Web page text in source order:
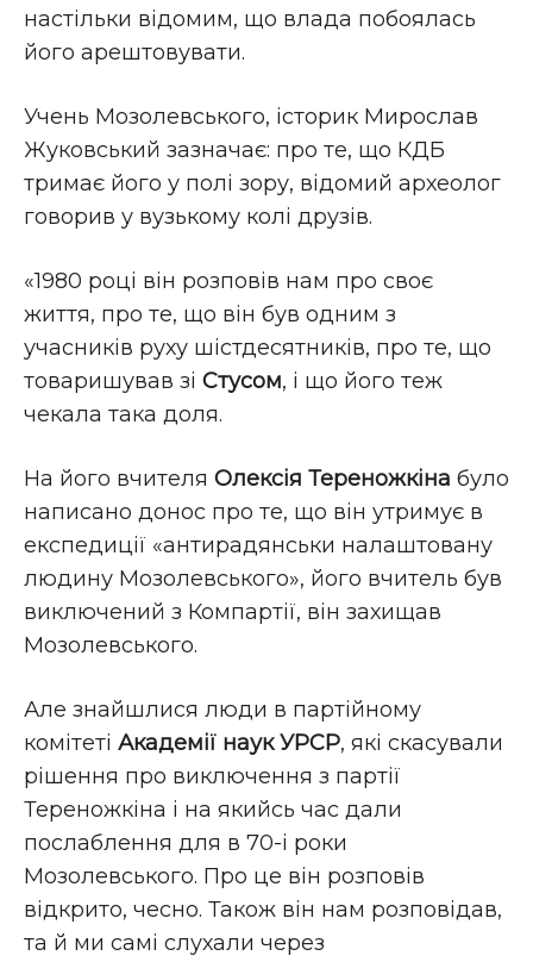
настільки відомим, що влада побоялась
його арештовувати.
Учень Мозолевського, історик Мирослав
Жуковський зазначає: про те, що КДБ
тримає його у полі зору, відомий археолог
говорив у вузькому колі друзів.
«1980 році він розповів нам про своє
життя, про те, що він був одним з
учасників руху шістдесятників, про те, що
товаришував зі Стусом, і що його теж
чекала така доля.
На його вчителя Олексія Тереножкіна було
написано донос про те, що він утримує в
експедиції «антирадянськи налаштовану
людину Мозолевського», його вчитель був
виключений з Компартії, він захищав
Мозолевського.
Але знайшлися люди в партійному
комітеті Академії наук УРСР, які скасували
рішення про виключення з партії
Тереножкіна і на якийсь час дали
послаблення для в 70-і роки
Мозолевського. Про це він розповів
відкрито, чесно. Також він нам розповідав,
та й ми самі слухали через